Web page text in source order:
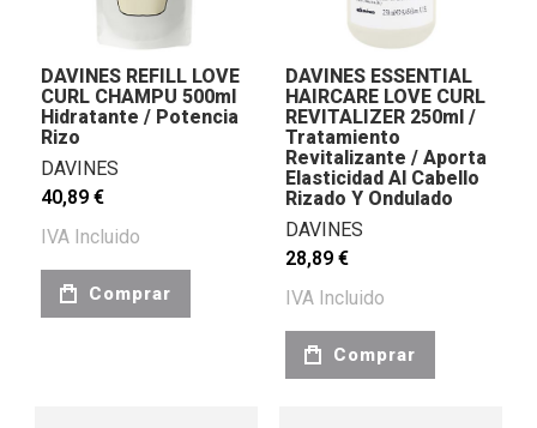
DAVINES REFILL LOVE
CURL CHAMPU 500ml
Hidratante / Potencia
Rizo
DAVINES
40,89 €
IVA Incluido
Comprar
DAVINES ESSENTIAL
HAIRCARE LOVE CURL
REVITALIZER 250ml /
Tratamiento
Revitalizante / Aporta
Elasticidad Al Cabello
Rizado Y Ondulado
DAVINES
28,89 €
IVA Incluido
Comprar